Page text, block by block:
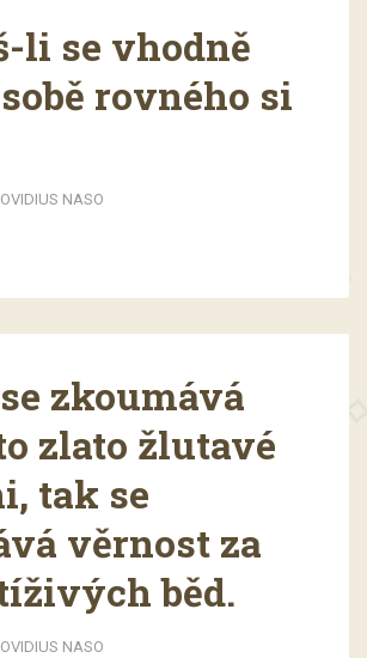
li se vhodně
rovného si
NASO
zkoumává
zlato žlutavé
tak se
věrnost za
běd.
NASO